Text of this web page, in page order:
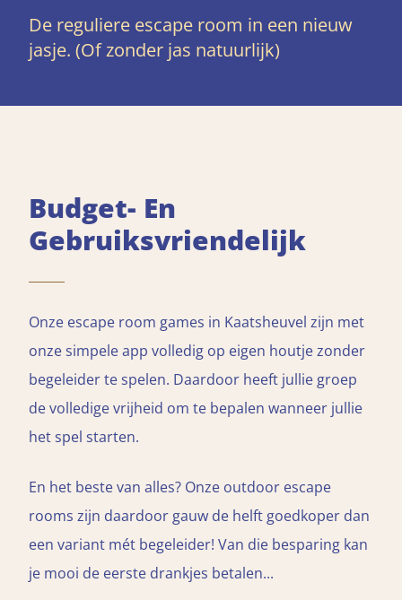
De reguliere escape room in een nieuw
jasje. (Of zonder jas natuurlijk)
Budget- En
Gebruiksvriendelijk
Onze escape room games in Kaatsheuvel zijn met
onze simpele app volledig op eigen houtje zonder
begeleider te spelen. Daardoor heeft jullie groep
de volledige vrijheid om te bepalen wanneer jullie
het spel starten.
En het beste van alles? Onze outdoor escape
rooms zijn daardoor gauw de helft goedkoper dan
een variant mét begeleider! Van die besparing kan
je mooi de eerste drankjes betalen...